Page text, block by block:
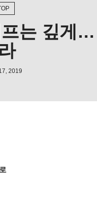
는 깊게
2019